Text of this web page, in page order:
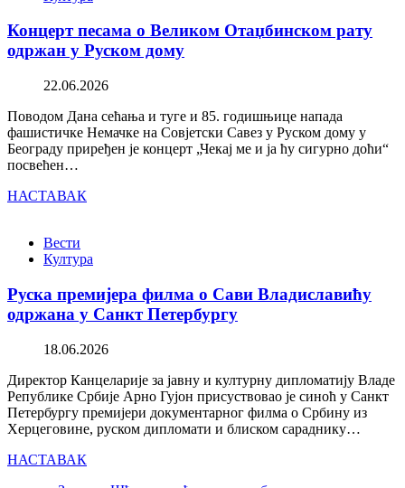
Концерт песама о Великом Отаџбинском рату
одржан у Руском дому
22.06.2026
Поводом Дана сећања и туге и 85. годишњице напада
фашистичке Немачке на Совјетски Савез у Руском дому у
Београду приређен је концерт „Чекај ме и ја ћу сигурно доћи“
посвећен…
НАСТАВАК
Вести
Култура
Руска премијера филма о Сави Владиславићу
одржана у Санкт Петербургу
18.06.2026
Директор Канцеларије за јавну и културну дипломатију Владе
Републике Србије Арно Гујон присуствовао је синоћ у Санкт
Петербургу премијери документарног филма о Србину из
Херцеговине, руском дипломати и блиском сараднику…
НАСТАВАК